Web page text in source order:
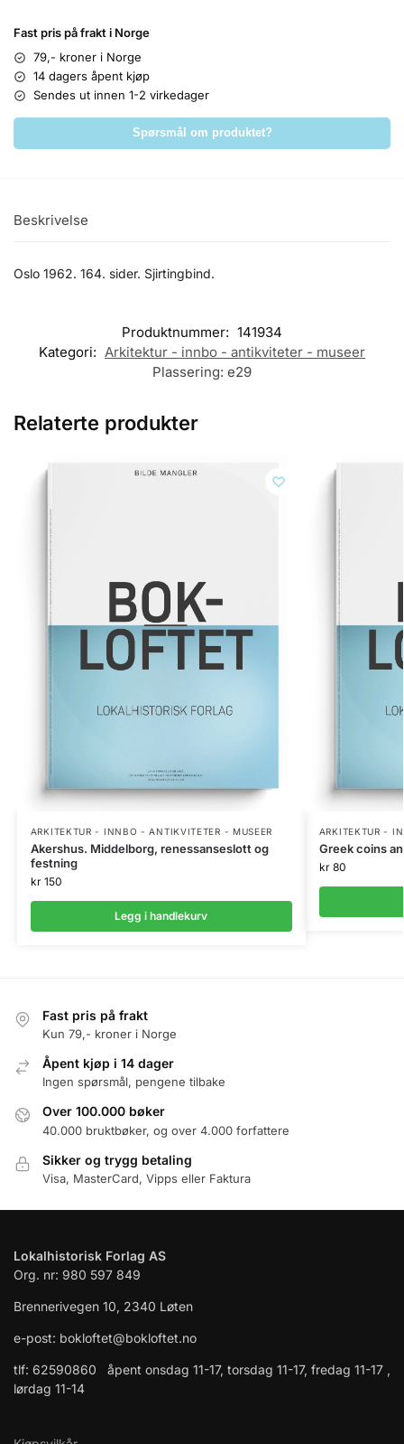
Fast pris på frakt i Norge
79,- kroner i Norge
14 dagers åpent kjøp
Sendes ut innen 1-2 virkedager
Spørsmål om produktet?
Beskrivelse
Oslo 1962. 164. sider. Sjirtingbind.
Produktnummer: 141934
Kategori: Arkitektur - innbo - antikviteter - museer
Plassering: e29
Relaterte produkter
ARKITEKTUR - INNBO - ANTIKVITETER - MUSEER
Akershus. Middelborg, renessanseslott og
festning
kr150
Legg i handlekurv
ARKITEKTUR -
Greek coins
kr80
Fast pris på frakt
Kun 79,- kroner i Norge
Åpent kjøp i 14 dager
Ingen spørsmål, pengene tilbake
Over 100.000 bøker
40.000 bruktbøker, og over 4.000 forfattere
Sikker og trygg betaling
Visa, MasterCard, Vipps eller Faktura
Lokalhistorisk Forlag AS
Org. nr: 980 597 849
Brennerivegen 10, 2340 Løten
e-post: bokloftet@bokloftet.no
tlf: 62590860 åpent onsdag 11-17, torsdag 11-17, fredag 11-17 ,
lørdag 11-14